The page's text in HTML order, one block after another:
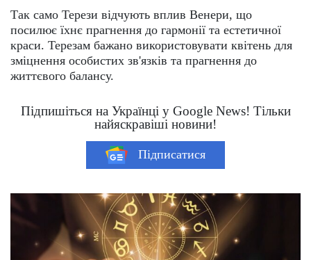
Так само Терези відчують вплив Венери, що
посилює їхнє прагнення до гармонії та естетичної
краси. Терезам бажано використовувати квітень для
зміцнення особистих зв'язків та прагнення до
життєвого балансу.
Підпишіться на Українці у Google News! Тільки
найяскравіші новини!
Підписатися